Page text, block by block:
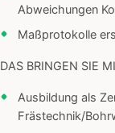
Abweichungen
Maßprotokolle
DAS BRINGEN SIE
Ausbildung als
Frästechnik/